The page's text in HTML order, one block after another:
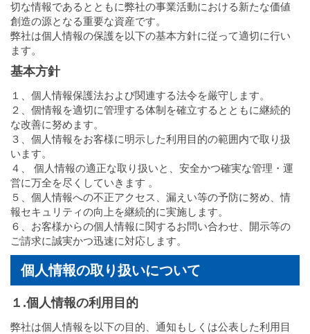
切な情報であるとともに弊社の事業活動における新たな価値
創造の源となる重要な資産です。
弊社は個人情報の保護を以下の基本方針に従って適切に行い
ます。
基本方針
１、個人情報保護法および関連する法令を厳守します。
２、個情報を適切に管理する体制を確立するとともに継続的
な改善に努めます。
３、個人情報をお客様に明示した利用目的の範囲内で取り扱
います。
４、 個人情報の適正な取り扱いと、安全かつ確実な管理・運
営に万全を尽くしていきます 。
５、個人情報への不正アクセス、漏えい等の予防に努め、情
報セキュリティの向上を継続的に実施します。
６、お客様からの個人情報に関するお問い合わせ、開示等の
ご請求に誠実かつ迅速に対応します。
個人情報の取り扱いについて
１.個人情報の利用目的
弊社は個人情報を以下の目的、通知もしくは公表した利用目